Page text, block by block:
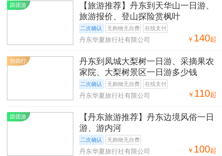
跟团游
【旅游推荐】丹东到天华山一日游、
旅游报价、登山探险赏枫叶
二次确认 无购物无自费 在线支付
￥ 140起
丹东华夏旅行社有限公司
自由行
丹东到凤城大梨树一日游、采摘果农
家院、大梨树景区一日游多少钱
二次确认 无购物无自费 在线支付
￥ 110起
丹东华夏旅行社有限公司
跟团游
【丹东旅游推荐】丹东边境风俗一日
游、游内河
二次确认 无购物无自费
￥ 100起
丹东华夏旅行社有限公司